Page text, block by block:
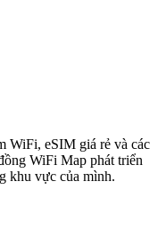
WiFi, eSIM giá rẻ và các
WiFi Map phát triển
khu vực của mình.